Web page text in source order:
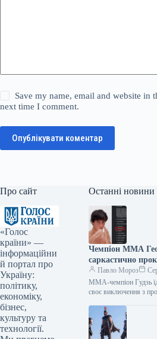
Save my name, email and website in
next time I comment.
Опублікувати коментар
Про сайт
«Голос
країни» —
інформаційни
й портал про
Україну:
політику,
економіку,
бізнес,
культуру та
технології.
Останні новини
Чемпіон ММА
саркастично
своє
проекту до Дня
Павло Мороз
MMA-чемпіон Гудзь
своє виключення з
Google, додайте зараз